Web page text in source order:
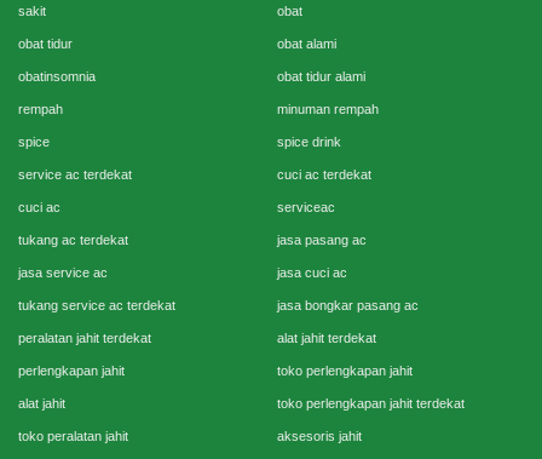
sakit obat
obat tidur obat alami
obatinsomnia obat tidur alami
rempah minuman rempah
spice spice drink
service ac terdekat cuci ac terdekat
cuci ac serviceac
tukang ac terdekat jasa pasang ac
jasa service ac jasa cuci ac
tukang service ac terdekat jasa bongkar pasang ac
peralatan jahit terdekat alat jahit terdekat
perlengkapan jahit toko perlengkapan jahit
alat jahit toko perlengkapan jahit terdekat
toko peralatan jahit aksesoris jahit